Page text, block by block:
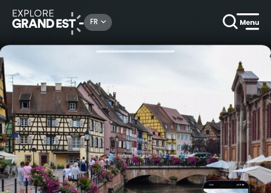
FR
Arts & culture Découvrez Colmar librement avec audioguide